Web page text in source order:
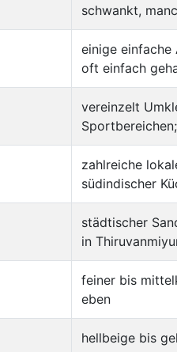
schwankt,
einige einfache
oft einfach
vereinzelt
zahlreiche
südindischer
städtischer
in
feiner bis
eben
hellbeige bis